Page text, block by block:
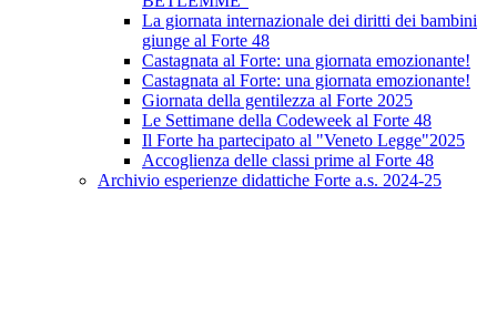
La giornata internazionale dei diritti dei bambini
giunge al Forte 48
Castagnata al Forte: una giornata emozionante!
Castagnata al Forte: una giornata emozionante!
Giornata della gentilezza al Forte 2025
Le Settimane della Codeweek al Forte 48
Il Forte ha partecipato al "Veneto Legge"2025
Accoglienza delle classi prime al Forte 48
Archivio esperienze didattiche Forte a.s. 2024-25